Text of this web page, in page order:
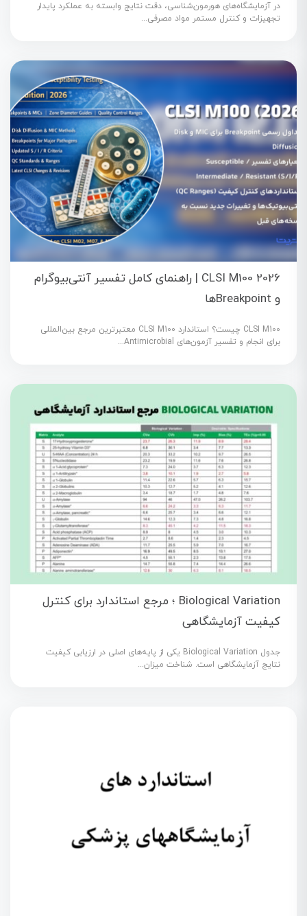
در آزمایشگاه‌های هورمون‌شناسی، دقت نتایج وابسته به عملکرد پایدار
تجهیزات و کنترل مستمر مواد مصرفی...
CLSI M100 2026 | راهنمای کامل تفسیر آنتی‌بیوگرام
و Breakpointها
CLSI M100 چیست؟ استاندارد CLSI M100 معتبرترین مرجع بین‌المللی
برای انجام و تفسیر آزمون‌های Antimicrobial...
Biological Variation ؛ مرجع استاندارد برای کنترل
کیفیت آزمایشگاهی
جدول Biological Variation یکی از پایه‌های اصلی در ارزیابی کیفیت
نتایج آزمایشگاهی است. شناخت میزان...